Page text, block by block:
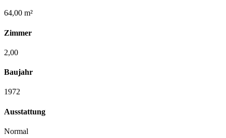
64,00 m²
Zimmer
2,00
Baujahr
1972
Ausstattung
Normal